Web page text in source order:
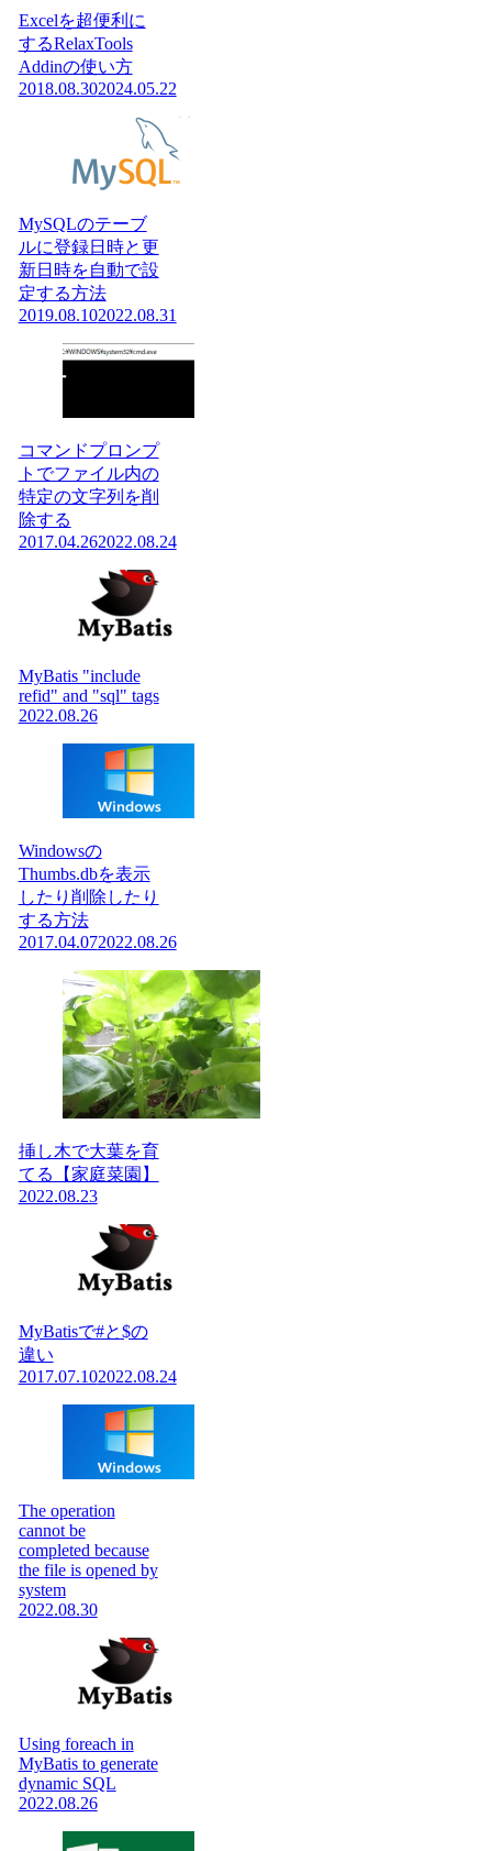
Excelを超便利に
するRelaxTools
Addinの使い方
2018.08.302024.05.22
MySQLのテーブ
ルに登録日時と更
新日時を自動で設
定する方法
2019.08.102022.08.31
コマンドプロンプ
トでファイル内の
特定の文字列を削
除する
2017.04.262022.08.24
MyBatis "include
refid" and "sql" tags
2022.08.26
Windowsの
Thumbs.dbを表示
したり削除したり
する方法
2017.04.072022.08.26
挿し木で大葉を育
てる【家庭菜園】
2022.08.23
MyBatisで#と$の
違い
2017.07.102022.08.24
The operation
cannot be
completed because
the file is opened by
system
2022.08.30
Using foreach in
MyBatis to generate
dynamic SQL
2022.08.26